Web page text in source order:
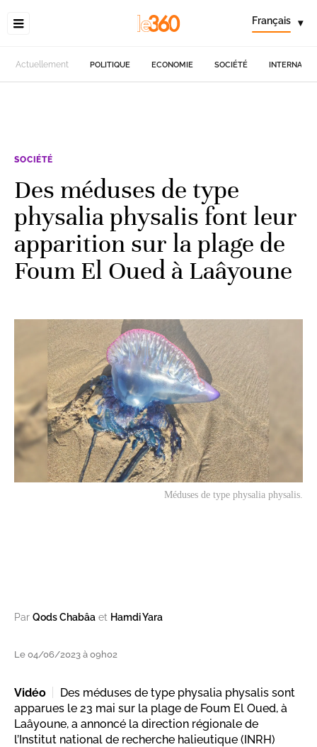
Français ▾
Actuellement POLITIQUE ECONOMIE SOCIÉTÉ
SOCIÉTÉ
Des méduses de type
physalia physalis font leur
apparition sur la plage de
Foum El Oued à Laâyoune
Méduses de type physalia physalis.
Par Qods Chabâa et Hamdi Yara
Le 04/06/2023 à 09h02
Vidéo
Des méduses de type physalia physalis sont
apparues le 23 mai sur la plage de Foum El Oued, à
Laâyoune, a annoncé la direction régionale de
l’Institut national de recherche halieutique (INRH)